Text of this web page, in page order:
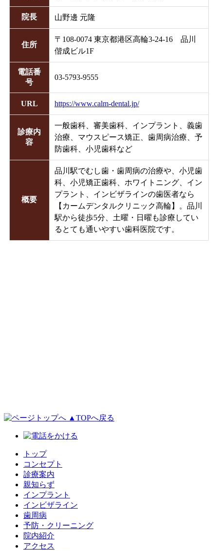
院長 山野邊 元隆
住所
〒 108-0074 東京都港区高輪3-24-16 品川
偕成ビル1F
電話番
号
03-5793-9555
URL https://www.calm-dental.jp/
診療内
容
一般歯科、審美歯科、インプラント、義歯
治療、マウスピース矯正、歯周病治療、予
防歯科、小児歯科など
概要
品川駅でむし歯・歯周病の治療や、小児歯
科、小児矯正歯科、ホワイトニング、イン
プラント、インビザラインの歯医者なら
【カームデンタルクリニック高輪】。品川
駅から徒歩5分、土曜・日曜も診療してい
るとても通いやすい歯科医院です。
▲TOPへ戻る
トップ
コンセプト
診療案内
親知らず
インプラント
インビザライン
歯周病
予防・クリーニング
院内紹介
アクセス